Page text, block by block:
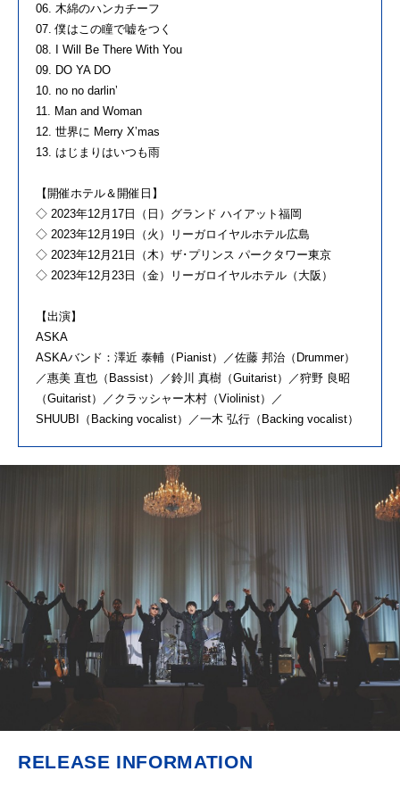
06. ⽊綿のハンカチーフ
07. 僕はこの瞳で嘘をつく
08. I Will Be There With You
09. DO YA DO
10. no no darlinʼ
11. Man and Woman
12. 世界に Merry Xʼmas
13. はじまりはいつも⾬
【開催ホテル＆開催⽇】
◇ 2023年12⽉17⽇（⽇）グランド ハイアット福岡
◇ 2023年12⽉19⽇（⽕）リーガロイヤルホテル広島
◇ 2023年12⽉21⽇（⽊）ザ･プリンス パークタワー東京
◇ 2023年12⽉23⽇（⾦）リーガロイヤルホテル（⼤阪）
【出演】
ASKA
ASKAバンド：澤近 泰輔（Pianist）／佐藤 邦治（Drummer）
／惠美 直也（Bassist）／鈴川 真樹（Guitarist）／狩野 良昭
（Guitarist）／クラッシャー⽊村（Violinist）／
SHUUBI（Backing vocalist）／⼀⽊ 弘⾏（Backing vocalist）
RELEASE INFORMATION